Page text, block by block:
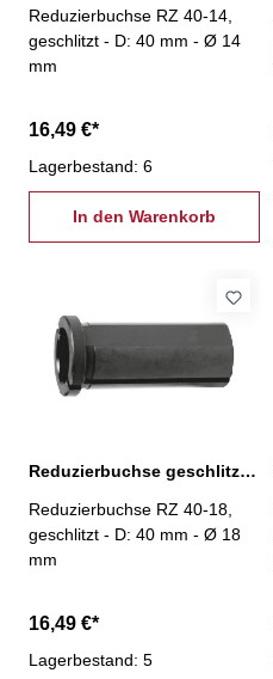
Reduzierbuchse RZ 40-14,
geschlitzt - D: 40 mm - Ø 14
mm
16,49 €*
Lagerbestand: 6
In den Warenkorb
Reduzierbuchse geschlitzt, RZ-40-18
Reduzierbuchse RZ 40-18,
geschlitzt - D: 40 mm - Ø 18
mm
16,49 €*
Lagerbestand: 5